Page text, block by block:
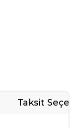
Taksit